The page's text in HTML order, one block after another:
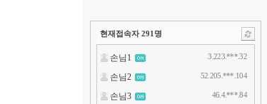
현재접속자 291 명